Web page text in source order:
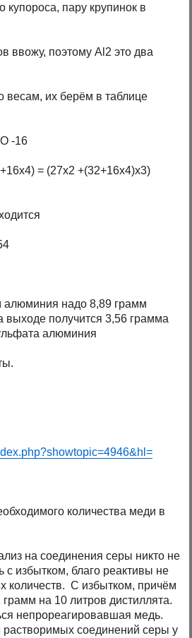
купороса, пару крупинок в
ввожу, поэтому Al2 это два
весам, их берём в таблице
-16
= (27х2 +(32+16х4)х3)
алюминия надо 8,89 грамм
выходе получится 3,56 грамма
алюминия
количества меди в
на соединения серы никто не
с избытком, благо реактивы не
количеств. С избытком, причём
на 10 литров дистиллята.
непрореагировавшая медь.
растворимых соединений серы у